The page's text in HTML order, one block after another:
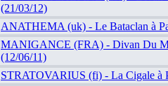
(21/03/12)
ANATHEMA (uk) - Le Bataclan à
MANIGANCE (FRA) - Divan Du
(12/06/11)
STRATOVARIUS (fi) - La Cigale à